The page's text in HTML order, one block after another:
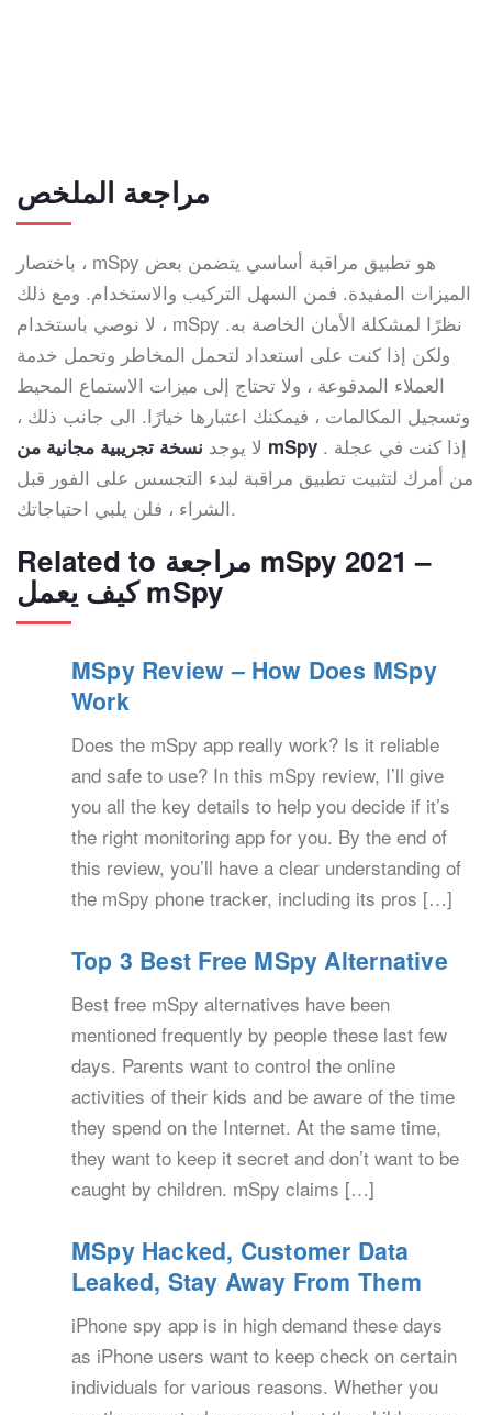
مراجعة الملخص
باختصار ، mSpy هو تطبيق مراقبة أساسي يتضمن بعض
الميزات المفيدة. فمن السهل التركيب والاستخدام. ومع ذلك
، لا نوصي باستخدام mSpy نظرًا لمشكلة الأمان الخاصة به.
ولكن إذا كنت على استعداد لتحمل المخاطر وتحمل خدمة
العملاء المدفوعة ، ولا تحتاج إلى ميزات الاستماع المحيط
وتسجيل المكالمات ، فيمكنك اعتبارها خيارًا. الى جانب ذلك ،
لا يوجد نسخة تجريبية مجانية من mSpy . إذا كنت في عجلة
من أمرك لتثبيت تطبيق مراقبة لبدء التجسس على الفور قبل
الشراء ، فلن يلبي احتياجاتك.
Related to مراجعة mSpy 2021 –
كيف يعمل mSpy
MSpy Review – How Does MSpy
Work
Does the mSpy app really work? Is it reliable
and safe to use? In this mSpy review, I’ll give
you all the key details to help you decide if it’s
the right monitoring app for you. By the end of
this review, you’ll have a clear understanding of
the mSpy phone tracker, including its pros […]
Top 3 Best Free MSpy Alternative
Best free mSpy alternatives have been
mentioned frequently by people these last few
days. Parents want to control the online
activities of their kids and be aware of the time
they spend on the Internet. At the same time,
they want to keep it secret and don’t want to be
caught by children. mSpy claims […]
MSpy Hacked, Customer Data
Leaked, Stay Away From Them
iPhone spy app is in high demand these days
as iPhone users want to keep check on certain
individuals for various reasons. Whether you